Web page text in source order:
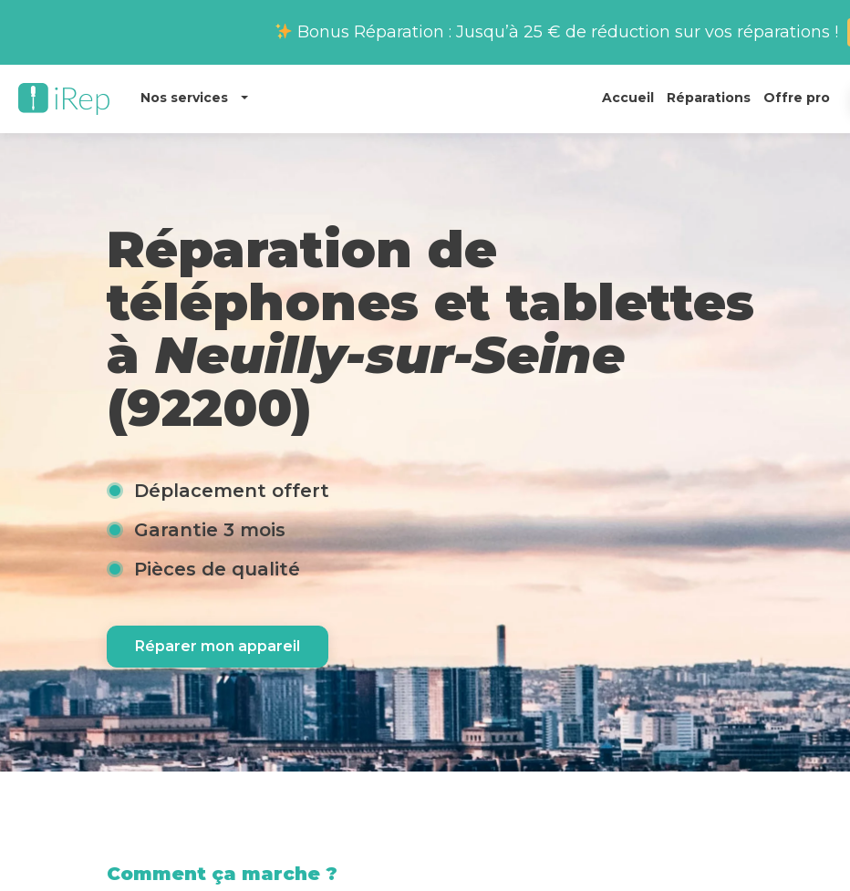
Nos services Accueil Réparations Offre pro
Réparation de
téléphones et tablettes
à Neuilly-sur-Seine
(92200)
Déplacement offert
Garantie 3 mois
Pièces de qualité
Réparer mon appareil
Comment ça marche ?
Bonus Réparation : Jusqu’à 25 € de réduction sur vos réparations !